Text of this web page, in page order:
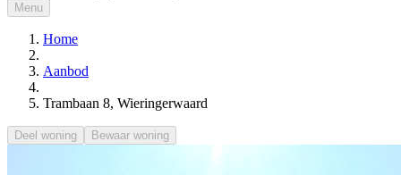
Menu
Home
Aanbod
Trambaan 8, Wieringerwaard
Deel woning Bewaar woning